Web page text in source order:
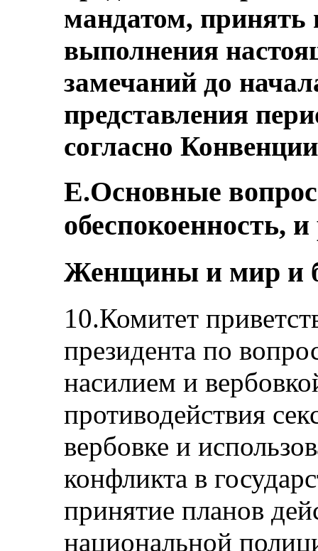
мандатом,
выполнения
замечаний до
представления
согласно
E.Основные
обеспокоенность,
Женщины и мир и
10.Комитет
президента по
насилием и
противодействия
вербовке и
конфликта в
принятие планов
национальной